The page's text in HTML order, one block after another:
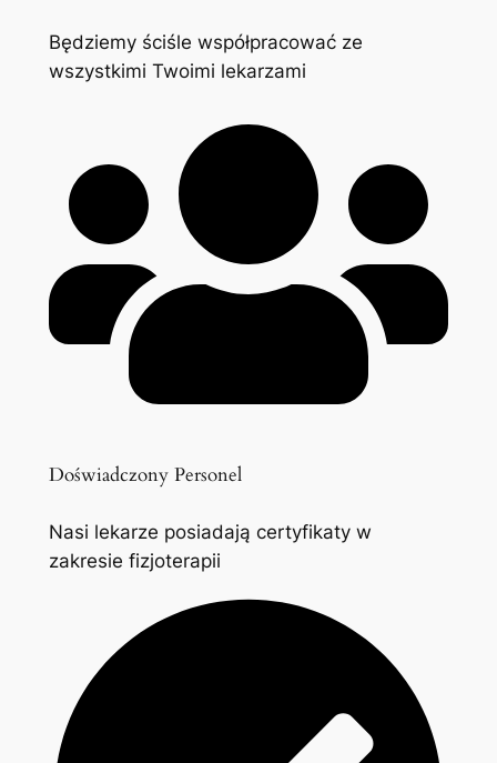
Będziemy ściśle współpracować ze
wszystkimi Twoimi lekarzami
Doświadczony Personel
Nasi lekarze posiadają certyfikaty w
zakresie fizjoterapii